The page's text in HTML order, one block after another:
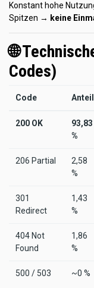
Konstant hohe
Spitzen → keine
🌐
Codes)
Code Anteil
200 OK
93,83
%
206 Partial
2,58
%
301
Redirect
1,43
%
404 Not
Found
1,86
%
500 / 503 ~0 %